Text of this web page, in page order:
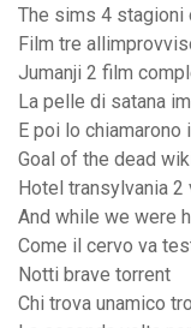
The sims 4 stagioni
Film tre
Jumanji 2 film
La pelle di satana
E poi lo
Goal of the dead
Hotel transylvania
And while we were
Come il cervo va
Notti brave torrent
Chi trova unamico